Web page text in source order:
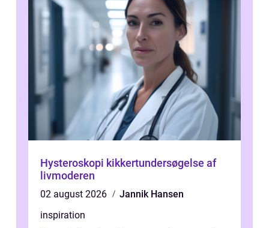
Hysteroskopi kikkertundersøgelse af
livmoderen
02 august 2026
Jannik Hansen
inspiration